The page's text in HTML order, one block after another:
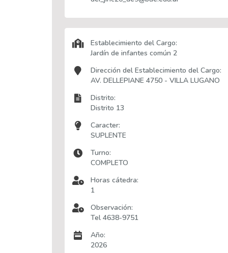
Establecimiento del Cargo:
Jardín de infantes común 2
Dirección del Establecimiento del Cargo:
AV. DELLEPIANE 4750 - VILLA LUGANO
Distrito:
Distrito 13
Caracter:
SUPLENTE
Turno:
COMPLETO
Horas cátedra:
1
Observación:
Tel 4638-9751
Año:
2026